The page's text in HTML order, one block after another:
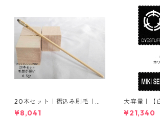
20本セット｜摺込み刷毛｜夏
毛（毛質が硬い）0.5分
¥8,041
大容量｜【
｜2kg×5本
¥21,340